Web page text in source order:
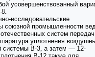
усовершенствованный
исследовательские
союзной промышленности
систем
уплотнения
системы В-3, а затем — 12-